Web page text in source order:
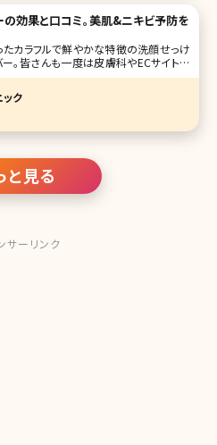
効果と口コミ。美肌&ニキビ予防を
たカラフルで鮮やかな特徴の洗顔せっけ
ー。皆さんも一度は皮膚科やECサイトな
るのではないでしょうか。ピーリング効
、洗顔感覚でピーリングできるというア
ク
と見る
サーリンク